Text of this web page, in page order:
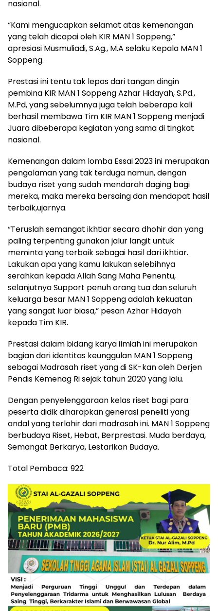
nasional.
“Kami mengucapkan selamat atas kemenangan
yang telah dicapai oleh KIR MAN 1 Soppeng,”
apresiasi Musmuliadi, S.Ag., M.A selaku Kepala MAN 1
Soppeng.
Prestasi ini tentu tak lepas dari tangan dingin
pembina KIR MAN 1 Soppeng Azhar Hidayah, S.Pd.,
M.Pd, yang sebelumnya juga telah beberapa kali
berhasil membawa Tim KIR MAN 1 Soppeng menjadi
Juara dibeberapa kegiatan yang sama di tingkat
nasional.
Kemenangan dalam lomba Essai 2023 ini merupakan
pengalaman yang tak terduga namun, dengan
budaya riset yang sudah mendarah daging bagi
mereka, maka mereka bersaing dan mendapat hasil
terbaik,ujarnya.
“Teruslah semangat ikhtiar secara dhohir dan yang
paling terpenting gunakan jalur langit untuk
meminta yang terbaik sebagai hasil dari ikhtiar.
Lakukan apa yang kamu lakukan selebihnya
serahkan kepada Allah Sang Maha Penentu,
selanjutnya Support penuh orang tua dan seluruh
keluarga besar MAN 1 Soppeng adalah kekuatan
yang sangat luar biasa,” pesan Azhar Hidayah
kepada Tim KIR.
Prestasi dalam bidang karya ilmiah ini merupakan
bagian dari identitas keunggulan MAN 1 Soppeng
sebagai Madrasah riset yang di SK-kan oleh Derjen
Pendis Kemenag Ri sejak tahun 2020 yang lalu.
Dengan penyelenggaraan kelas riset bagi para
peserta didik diharapkan generasi peneliti yang
andal yang terlahir dari madrasah ini. MAN 1 Soppeng
berbudaya Riset, Hebat, Berprestasi. Muda berdaya,
Semangat Berkarya, Lestarikan Budaya.
Total Pembaca: 922